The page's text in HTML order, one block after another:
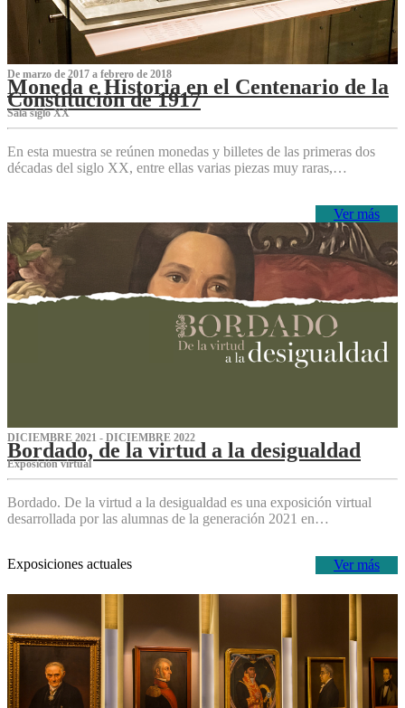
De marzo de 2017 a febrero de 2018
Moneda e Historia en el Centenario de la
Constitución de 1917
Sala siglo XX
En esta muestra se reúnen monedas y billetes de las primeras dos
décadas del siglo XX, entre ellas varias piezas muy raras,…
Ver más
DICIEMBRE 2021 - DICIEMBRE 2022
Bordado, de la virtud a la desigualdad
Exposición virtual‌
Bordado. De la virtud a la desigualdad es una exposición virtual
desarrollada por las alumnas de la generación 2021 en…
Ver más
Exposiciones actuales